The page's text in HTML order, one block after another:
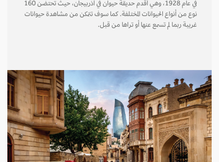
في عام 1928، وهي أقدم حديقة حيوان في أذربيجان، حيث تحتضن 160
نوع من أنواع الحيوانات المختلفة. كما سوف تتمكن من مشاهدة حيوانات
غريبة ربما لم تسمع عنها أو تراها من قبل.